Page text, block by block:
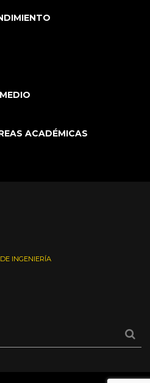
ACADÉMICAS
INGENIERÍA